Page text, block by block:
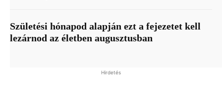
Születési hónapod alapján ezt a fejezetet kell
lezárnod az életben augusztusban
Hirdetés